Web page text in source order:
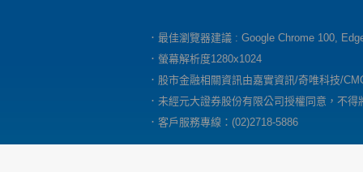
．最佳瀏覽器建議 : Google Chrome 100,
．螢幕解析度1280x1024
．股市金融相關資訊由嘉實資訊/奇唯科技/
．未經元大證券股份有限公司授權同意，不
．客戶服務專線：(02)2718-5886